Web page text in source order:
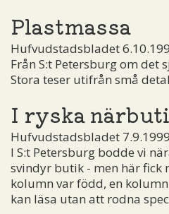
Plastmassa
Hufvudstadsbladet
Från S:t Petersburg om det
Stora teser utifrån små
I ryska
Hufvudstadsbladet 7.9.1999
I S:t Petersburg bodde vi
svindyr butik - men här fick
kolumn var född, en
kan läsa utan att rodna